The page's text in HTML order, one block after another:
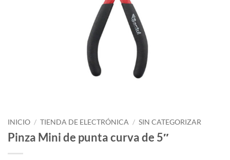
INICIO / TIENDA DE ELECTRÓNICA / SIN CATEGORIZAR
Pinza Mini de punta curva de 5″